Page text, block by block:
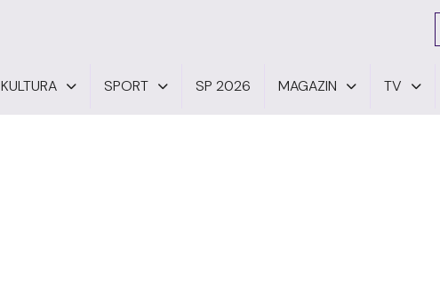
KULTURA SPORT SP 2026 MAGAZIN TV